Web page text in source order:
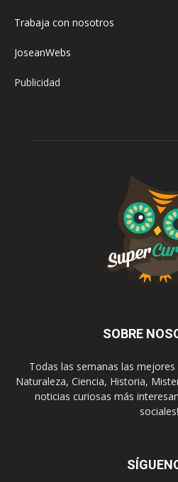
Trabaja con nosotros
JoseanWebs
Publicidad
SOBRE
Todas las semanas las
Naturaleza, Ciencia, Historia,
noticias curiosas más
sociales!